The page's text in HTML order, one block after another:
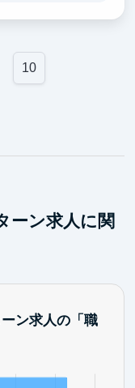
10
ーン求人に関
ン求人の「職